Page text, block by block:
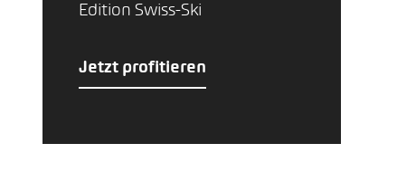
Edition Swiss-Ski
Jetzt profitieren